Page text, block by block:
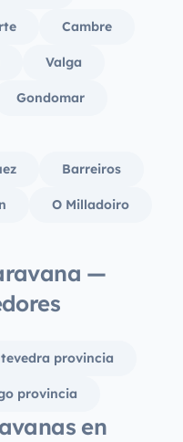
Cambre
Valga
Gondomar
Barreiros
O Milladoiro
—
provincia
provincia
en